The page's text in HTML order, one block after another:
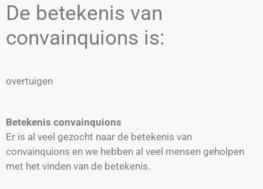
De betekenis van
convainquions is:
overtuigen
Betekenis convainquions
Er is al veel gezocht naar de betekenis van
convainquions en we hebben al veel mensen geholpen
met het vinden van de betekenis.